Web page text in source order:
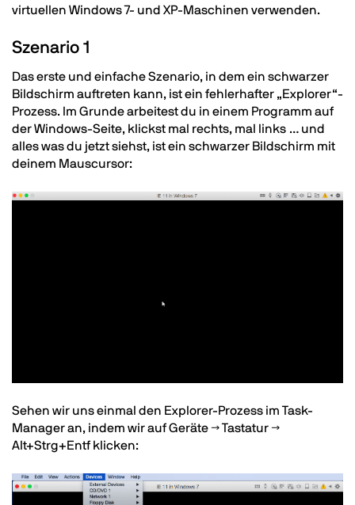
virtuellen Windows 7- und XP-Maschinen verwenden.
Szenario 1
Das erste und einfache Szenario, in dem ein schwarzer
Bildschirm auftreten kann, ist ein fehlerhafter „Explorer“-
Prozess. Im Grunde arbeitest du in einem Programm auf
der Windows-Seite, klickst mal rechts, mal links … und
alles was du jetzt siehst, ist ein schwarzer Bildschirm mit
deinem Mauscursor:
Image
Text
Sehen wir uns einmal den Explorer-Prozess im Task-
Manager an, indem wir auf Geräte → Tastatur →
Alt+Strg+Entf klicken:
Image